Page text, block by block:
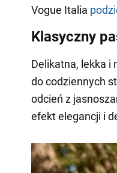
Vogue Italia
Klasyczny
Delikatna, lekka i
do codziennych
odcień z
efekt elegancji i